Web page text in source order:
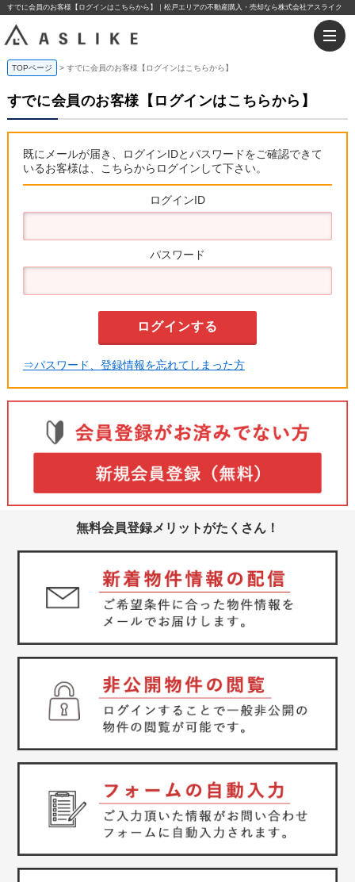
すでに会員のお客様【ログインはこちらから】｜松戸エリアの不動産購入・売却なら株式会社アスライク
TOPページ すでに会員のお客様【ログインはこちらから】
すでに会員のお客様【ログインはこちらから】
既にメールが届き、ログインIDとパスワードをご確認できて
いるお客様は、こちらからログインして下さい。
ログインID
パスワード
⇒パスワード、登録情報を忘れてしまった方
無料会員登録メリットがたくさん！